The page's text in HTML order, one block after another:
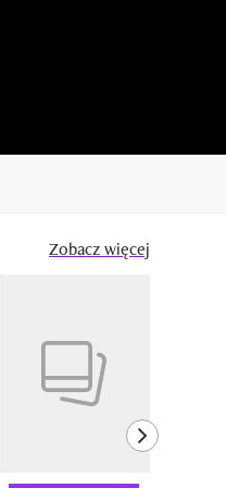
Zobacz więcej
next element